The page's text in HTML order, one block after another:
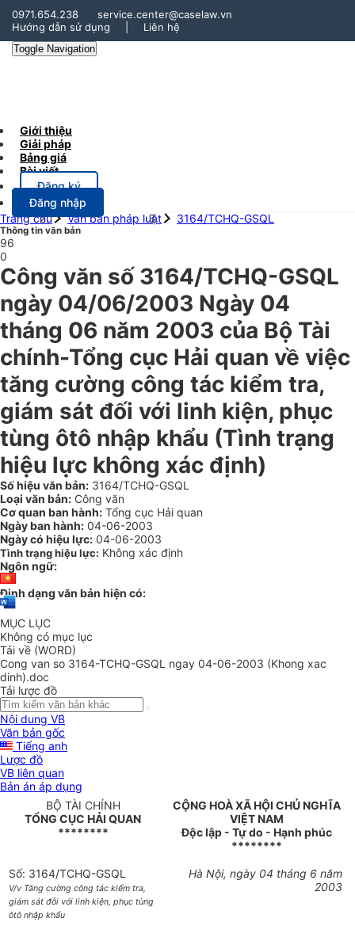
0971.654.238
service.center@caselaw.vn
Hướng dẫn sử dụng
Liên hệ
Toggle Navigation
Giới thiệu
Giải pháp
Bảng giá
Bài viết
Đăng ký
Đăng nhập
Trang chủ
Văn bản pháp luật 3164/TCHQ-GSQL
Thông tin văn bản
96
0
Công văn số 3164/TCHQ-GSQL
ngày 04/06/2003 Ngày 04
tháng 06 năm 2003 của Bộ Tài
chính-Tổng cục Hải quan về việc
tăng cường công tác kiểm tra,
giám sát đối với linh kiện, phục
tùng ôtô nhập khẩu (Tình trạng
hiệu lực không xác định)
Số hiệu văn bản: 3164/TCHQ-GSQL
Loại văn bản: Công văn
Cơ quan ban hành: Tổng cục Hải quan
Ngày ban hành: 04-06-2003
Ngày có hiệu lực: 04-06-2003
Tình trạng hiệu lực: Không xác định
Ngôn ngữ:
Định dạng văn bản hiện có:
MỤC LỤC
Không có mục lục
Tải về (WORD)
Cong van so 3164-TCHQ-GSQL ngay 04-06-2003 (Khong xac
dinh).doc
Tải lược đồ
Nội dung VB
Văn bản gốc
Tiếng anh
Lược đồ
VB liên quan
Bản án áp dụng
BỘ TÀI CHÍNH
TỔNG CỤC HẢI QUAN
********
CỘNG HOÀ XÃ HỘI CHỦ NGHĨA
VIỆT NAM
Độc lập - Tự do - Hạnh phúc
********
Số: 3164/TCHQ-GSQL
V/v Tăng cường công tác kiểm tra,
giám sát đỗi với linh kiện, phục tùng
ôtô nhập khẩu
Hà Nội, ngày 04 tháng 6 năm
2003